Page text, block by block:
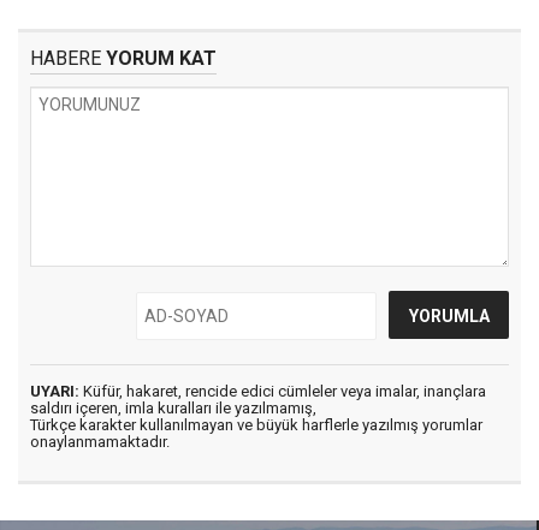
HABERE YORUM KAT
UYARI: Küfür, hakaret, rencide edici cümleler veya imalar, inançlara
saldırı içeren, imla kuralları ile yazılmamış,
Türkçe karakter kullanılmayan ve büyük harflerle yazılmış yorumlar
onaylanmamaktadır.